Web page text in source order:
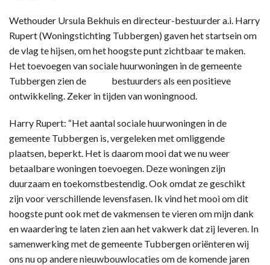
Wethouder Ursula Bekhuis en directeur-bestuurder a.i. Harry
Rupert (Woningstichting Tubbergen) gaven het startsein om
de vlag te hijsen, om het hoogste punt zichtbaar te maken.
Het toevoegen van sociale huurwoningen in de gemeente
Tubbergen zien de bestuurders als een positieve
ontwikkeling. Zeker in tijden van woningnood.
Harry Rupert: “Het aantal sociale huurwoningen in de
gemeente Tubbergen is, vergeleken met omliggende
plaatsen, beperkt. Het is daarom mooi dat we nu weer
betaalbare woningen toevoegen. Deze woningen zijn
duurzaam en toekomstbestendig. Ook omdat ze geschikt
zijn voor verschillende levensfasen. Ik vind het mooi om dit
hoogste punt ook met de vakmensen te vieren om mijn dank
en waardering te laten zien aan het vakwerk dat zij leveren. In
samenwerking met de gemeente Tubbergen oriënteren wij
ons nu op andere nieuwbouwlocaties om de komende jaren